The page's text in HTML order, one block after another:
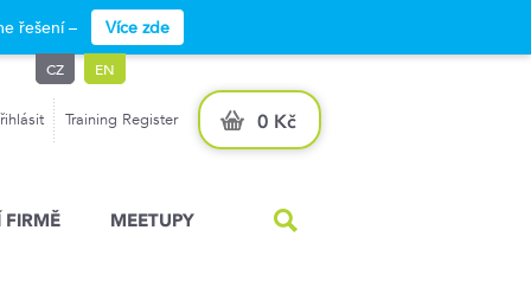
řešení – Více zde
Training Register 0 Kč
CZ EN
MEETUPY